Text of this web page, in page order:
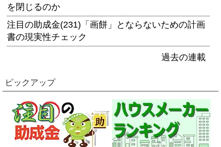
を閉じるのか
注目の助成金(231)「画餅」とならないための計画
書の現実性チェック
過去の連載
ピックアップ